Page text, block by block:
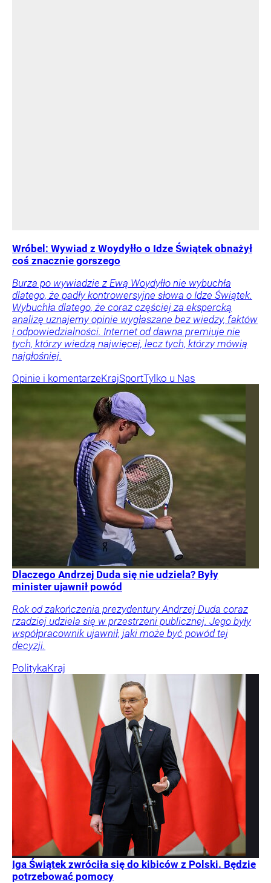
Wróbel: Wywiad z Woydyłło o Idze Świątek obnażył
coś znacznie gorszego
Burza po wywiadzie z Ewą Woydyłło nie wybuchła
dlatego, że padły kontrowersyjne słowa o Idze Świątek.
Wybuchła dlatego, że coraz częściej za ekspercką
analizę uznajemy opinie wygłaszane bez wiedzy, faktów
i odpowiedzialności. Internet od dawna premiuje nie
tych, którzy wiedzą najwięcej, lecz tych, którzy mówią
najgłośniej.
Opinie i komentarzeKrajSportTylko u Nas
Dlaczego Andrzej Duda się nie udziela? Były
minister ujawnił powód
Rok od zakończenia prezydentury Andrzej Duda coraz
rzadziej udziela się w przestrzeni publicznej. Jego były
współpracownik ujawnił, jaki może być powód tej
decyzji.
PolitykaKraj
Iga Świątek zwróciła się do kibiców z Polski. Będzie
potrzebować pomocy